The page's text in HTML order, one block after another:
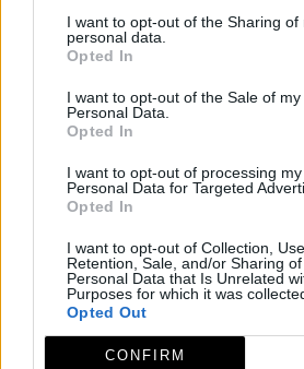
I want to opt-out of the Sharing of
personal data.
Opted In
I want to opt-out of the Sale of my
Personal Data.
Opted In
I want to opt-out of processing my
Personal Data for Targeted
Opted In
I want to opt-out of Collection, Use,
Retention, Sale, and/or Sharing
Personal Data that Is Unrelated
Purposes for which it was
Opted Out
CONFIRM
Castuera
Ayuntamiento de
Ayuntamiento de Esparragosa
Esparragosa de la